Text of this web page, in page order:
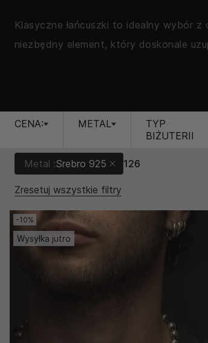
Klasyczne łańcuszki to idealny wybór
niezbędny element, który doskonale
CENA: METAL
TYP
BIŻUTERII
Metal :Srebro 925 126
Zresetuj wszystkie filtry
-10%
Wysyłka jutro